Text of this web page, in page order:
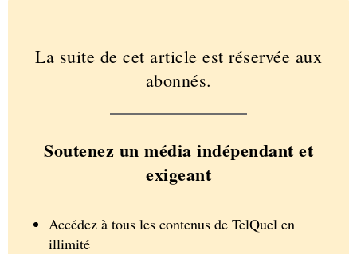
La suite de cet article est réservée aux
abonnés.
Soutenez un média indépendant et
exigeant
Accédez à tous les contenus de TelQuel en
illimité